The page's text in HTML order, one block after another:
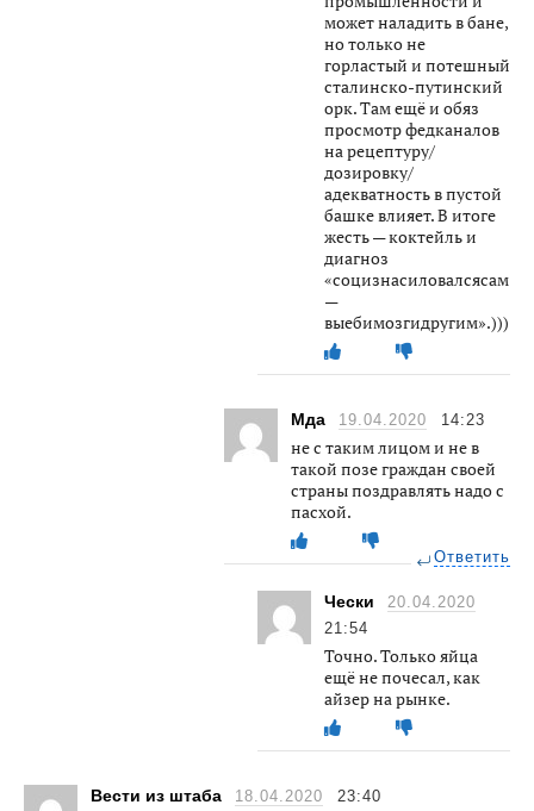
может наладить в бане,
но только не
горластый и потешный
сталинско-путинский
орк. Там ещё и обяз
просмотр федканалов
на рецептуру/
дозировку/
адекватность в пустой
башке влияет. В итоге
жесть — коктейль и
диагноз
«социзнасиловалсясам
—
выебимозгидругим».)))
Мда 19.04.2020 14:23
не с таким лицом и не в
такой позе граждан своей
страны поздравлять надо с
пасхой.
Ответить
Чески
20.04.2020
21:54
Точно. Только яйца
ещё не почесал, как
айзер на рынке.
Вести из штаба 18.04.2020 23:40